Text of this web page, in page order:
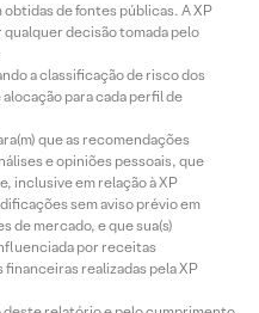
obtidas de fontes públicas. A XP
decisão tomada pelo
a classificação de risco dos
para cada perfil de
que as recomendações
e opiniões pessoais, que
inclusive em relação à XP
sem aviso prévio em
de mercado, e que sua(s)
por receitas
realizadas pela XP